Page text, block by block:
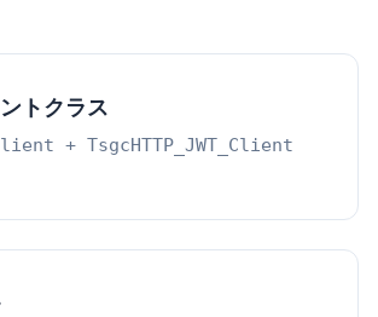
トクラス
+ TsgcHTTP_JWT_Client